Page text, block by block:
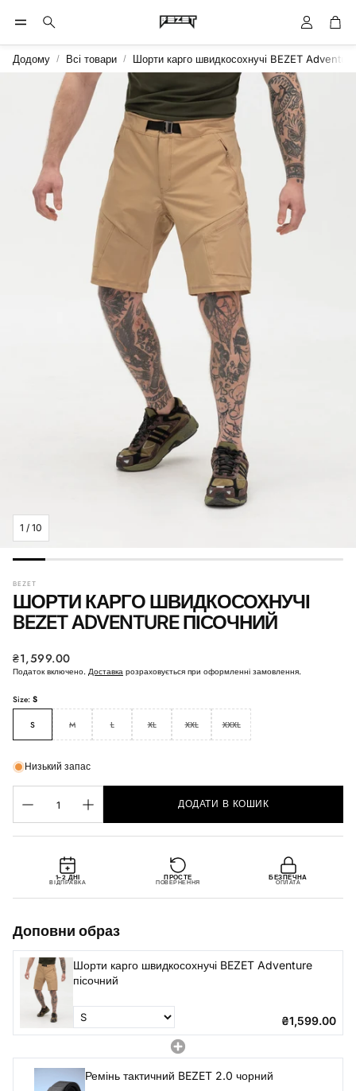
Пошук
Обліковий
Додому Всі товари Шорти карго швидкосохнучі BEZET
1 / 10
BEZET
ШОРТИ КАРГО ШВИДКОСОХНУЧІ
BEZET ADVENTURE ПІСОЧНИЙ
Звичайна
ціна
₴1,599.00
Податок включено. Доставка розраховується при оформленні замовлення.
Size: S
S M L XL XXL XXXL
Низький запас
ДОДАТИ В КОШИК
1–2 ДНІ
ВІДПРАВКА
ПРОСТЕ
ПОВЕРНЕННЯ
БЕЗПЕЧНА
ОПЛАТА
Доповни образ
Шорти карго швидкосохнучі BEZET Adventure
пісочний
₴1,599.00
Ремінь тактичний BEZET 2.0 чорний